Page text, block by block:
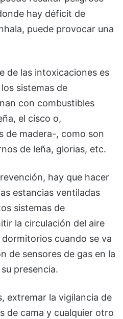
hay déficit de
puede provocar una
de las intoxicaciones es
sistemas de
con combustibles
el cisco o,
de madera-, como son
de leña, glorias, etc.
hay que hacer
estancias ventiladas
sistemas de
la circulación del aire
cuando se va
de sensores de gas en la
presencia.
extremar la vigilancia de
de cama y cualquier otro